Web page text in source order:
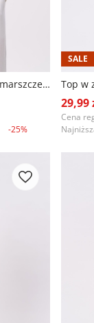
Różowy top z efektownym marszczeniem
-25%
SALE
Top w
29,99
Cena